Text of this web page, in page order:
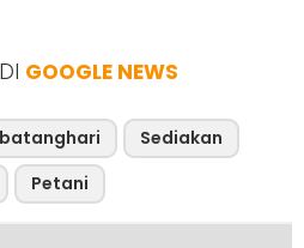
GOOGLE NEWS
Sediakan
Petani